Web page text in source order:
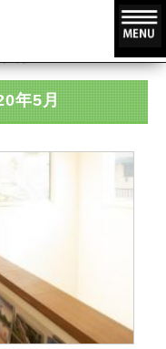
年5月